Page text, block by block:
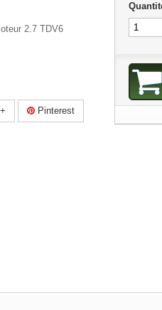
2.7 TDV6
Pinterest